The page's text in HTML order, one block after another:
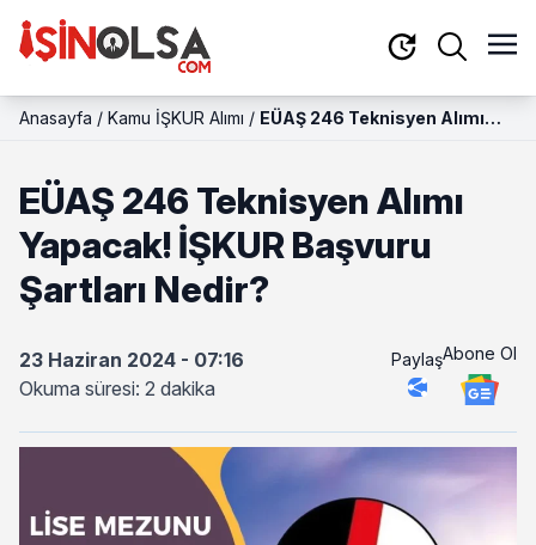
Anasayfa / Kamu İŞKUR Alımı / EÜAŞ 246 Teknisyen Alımı
EÜAŞ 246 Teknisyen Alımı
Yapacak! İŞKUR Başvuru
Şartları Nedir?
23 Haziran 2024 - 07:16
Okuma süresi: 2 dakika
PaylaşAbone Ol